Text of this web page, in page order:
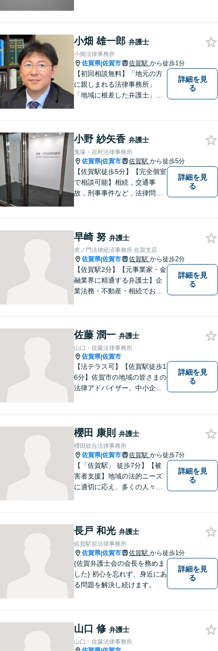
小畑 雄一郎 弁護士
小畑法律事務所
佐賀県|佐賀市 佐賀駅 から徒歩1分
【初回相談無料】「地元の方
に親しまれる法律事務所」
「地域に根差した弁護士」を
など幅広く対応しております
ので、まずはお気軽にご相談
下さい。【JR佐賀駅1分】
【子連れ相談可】
詳細を見
る
小野 紗矢香 弁護士
鬼塚・吉村法律事務所
佐賀県|佐賀市 佐賀駅 から徒歩5分
【佐賀駅徒歩5分】【完全個室
で相談可能】相続，交通事
故，刑事事件など，法律問題
お持ち帰りいただけるよう，
全力を尽くします。
詳細を見
る
早崎 努 弁護士
虎ノ門法律経済事務所 佐賀支店
佐賀県|佐賀市 佐賀駅 から徒歩2分
【佐賀駅2分】【元事業家・金
融業界に精通する弁護士】企
業法務・不動産・相続でお困
【士業ワンストップサービ
ス】
詳細を見
る
佐藤 潤一 弁護士
山口・佐藤法律事務所
佐賀県|佐賀市
【法テラス可】【佐賀駅徒歩1
6分】佐賀市の地域の皆さまの
法律アドバイザー。中小企業
う、最善を尽くさせていただ
きます。【土日夜間対応】
詳細を見
る
櫻田 康則 弁護士
櫻田総合法律事務所
佐賀県|佐賀市 佐賀駅 から徒歩7分
【「佐賀駅」 徒歩7分】【被
害者支援】地域の法的ニーズ
に適切に応え、多くの人々の
ぐように、丁寧にお悩みをお
伺いいたします。
詳細を見
る
長戸 和光 弁護士
佐賀駅前法律事務所
佐賀県|佐賀市 佐賀駅 から徒歩1分
{佐賀弁護士会の会長を務めま
した} 初心を忘れず、身近にあ
る問題を解決し続けます。
詳細を見
る
山口 修 弁護士
山口・佐藤法律事務所